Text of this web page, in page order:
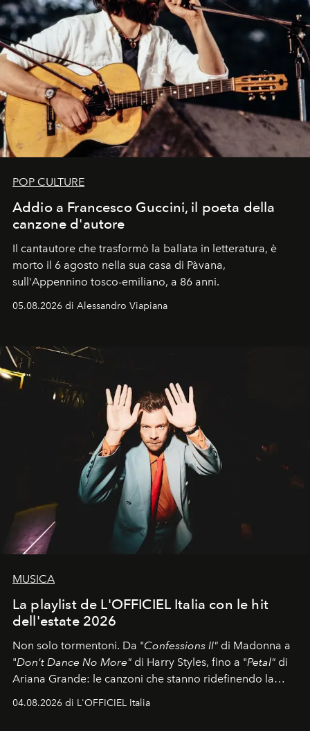
POP CULTURE
Addio a Francesco Guccini, il poeta della
canzone d'autore
Il cantautore che trasformò la ballata in letteratura, è
morto il 6 agosto nella sua casa di Pàvana,
sull'Appennino tosco-emiliano, a 86 anni.
05.08.2026 di Alessandro Viapiana
MUSICA
La playlist de L'OFFICIEL Italia con le hit
dell'estate 2026
Non solo tormentoni. Da "Confessions II" di Madonna a
"Don't Dance No More" di Harry Styles, fino a "Petal" di
Ariana Grande: le canzoni che stanno ridefinendo la
colonna sonora della stagione.
04.08.2026 di L'OFFICIEL Italia